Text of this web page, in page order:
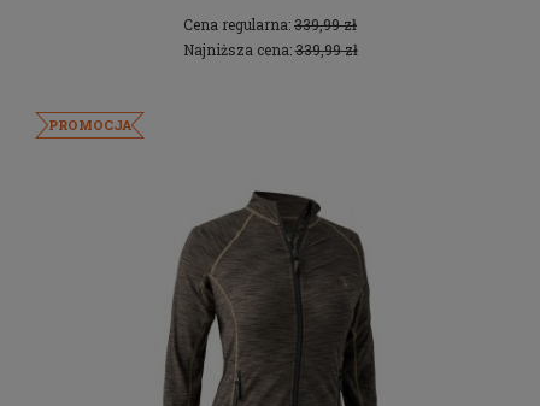
Cena regularna:339,99 zł
Najniższa cena:339,99 zł
PROMOCJA